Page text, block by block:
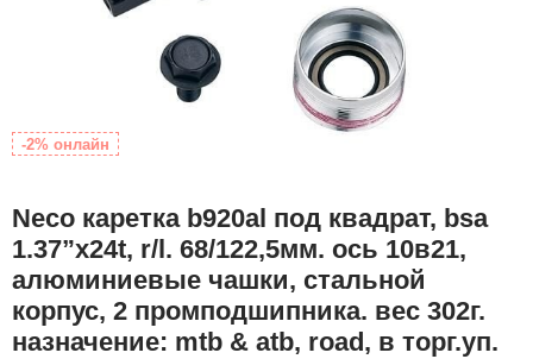
-2% онлайн
Neco каретка b920al под квадрат, bsa
1.37”x24t, r/l. 68/122,5мм. ось 10в21,
алюминиевые чашки, стальной
корпус, 2 промподшипника. вес 302г.
назначение: mtb & atb, road, в торг.уп.